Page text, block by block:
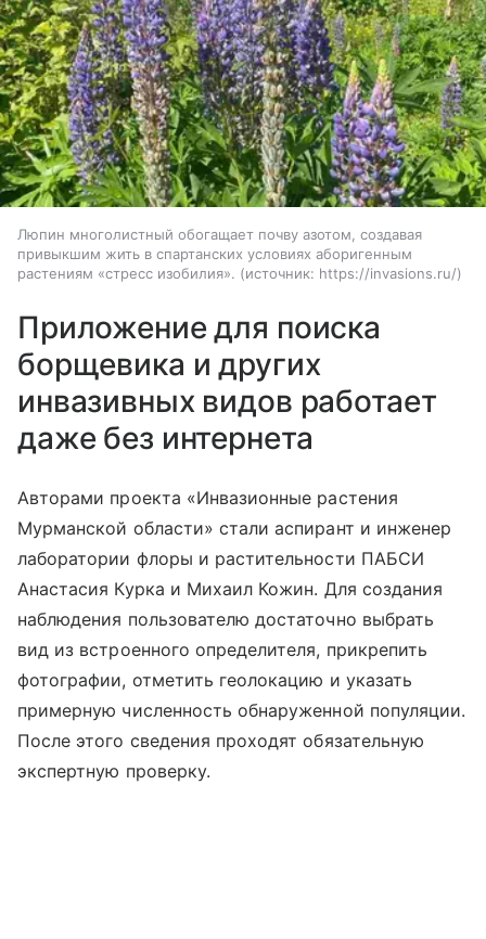
Люпин многолистный обогащает почву азотом, создавая
привыкшим жить в спартанских условиях аборигенным
растениям «стресс изобилия».
источник: https://invasions.ru/
Приложение для поиска
борщевика и других
инвазивных видов работает
даже без интернета
Авторами проекта «Инвазионные растения
Мурманской области» стали аспирант и инженер
лаборатории флоры и растительности ПАБСИ
Анастасия Курка и Михаил Кожин. Для создания
наблюдения пользователю достаточно выбрать
вид из встроенного определителя, прикрепить
фотографии, отметить геолокацию и указать
примерную численность обнаруженной популяции.
После этого сведения проходят обязательную
экспертную проверку.